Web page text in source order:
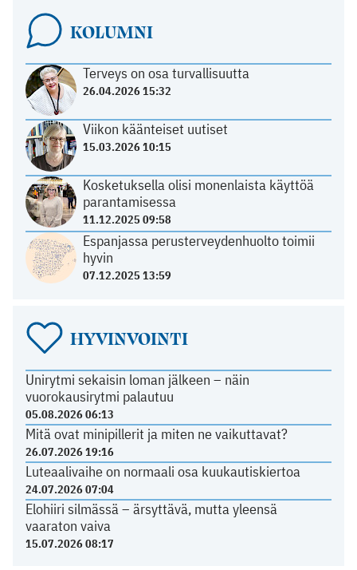
KOLUMNI
Terveys on osa turvallisuutta
26.04.2026 15:32
Viikon käänteiset uutiset
15.03.2026 10:15
Kosketuksella olisi monenlaista käyttöä
parantamisessa
11.12.2025 09:58
Espanjassa perusterveydenhuolto toimii
hyvin
07.12.2025 13:59
HYVINVOINTI
Unirytmi sekaisin loman jälkeen – näin
vuorokausirytmi palautuu
05.08.2026 06:13
Mitä ovat minipillerit ja miten ne vaikuttavat?
26.07.2026 19:16
Luteaalivaihe on normaali osa kuukautiskiertoa
24.07.2026 07:04
Elohiiri silmässä – ärsyttävä, mutta yleensä
vaaraton vaiva
15.07.2026 08:17